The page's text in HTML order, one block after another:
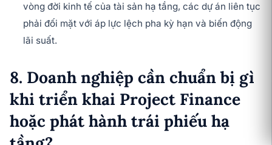
vòng đời kinh tế của tài sản hạ tầng, các dự án liên tục
phải đối mặt với áp lực lệch pha kỳ hạn và biến động
lãi suất.
8. Doanh nghiệp cần chuẩn bị gì
khi triển khai Project Finance
hoặc phát hành trái phiếu hạ